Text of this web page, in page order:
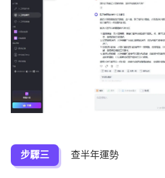
步驟三 查半年運勢